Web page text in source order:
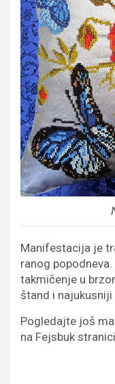
Manifestacija je
ranog
takmičenje u
štand i
Pogledajte još
na Fejsbuk